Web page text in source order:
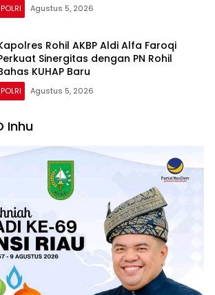
POLRI Agustus 5, 2026
Rohil AKBP Aldi Alfa Faroqi
Sinergitas dengan PN Rohil
KUHAP Baru
POLRI Agustus 5, 2026
Inhu